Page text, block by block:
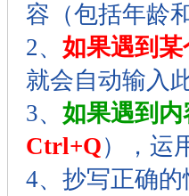
容（包括年龄
2、 如果遇到
就会自动输入
3、 如果遇到
Ctrl+Q），运
4、抄写正确